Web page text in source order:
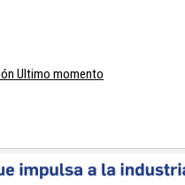
Ultimo momento